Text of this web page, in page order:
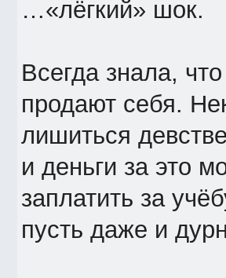
…«лёгкий» шок.
Всегда знала,
продают себя.
лишиться
и деньги за это
заплатить за
пусть даже и